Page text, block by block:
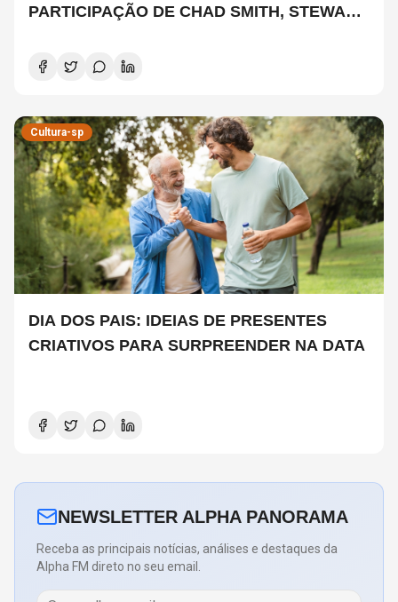
PARTICIPAÇÃO DE CHAD SMITH, STEWART
Cultura-sp
DIA DOS PAIS: IDEIAS DE PRESENTES
CRIATIVOS PARA SURPREENDER NA DATA
NEWSLETTER ALPHA PANORAMA
Receba as principais notícias, análises e destaques da
Alpha FM direto no seu email.